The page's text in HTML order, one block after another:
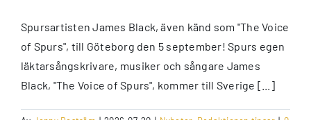
Spursartisten James Black, även känd som "The Voice
of Spurs", till Göteborg den 5 september! Spurs egen
läktarsångskrivare, musiker och sångare James
Black, "The Voice of Spurs", kommer till Sverige [...]